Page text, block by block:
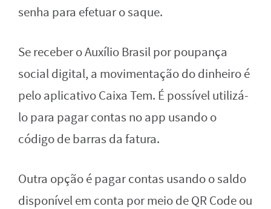
senha para efetuar o saque.
Se receber o Auxílio Brasil por poupança
social digital, a movimentação do dinheiro é
pelo aplicativo Caixa Tem. É possível utilizá-
lo para pagar contas no app usando o
código de barras da fatura.
Outra opção é pagar contas usando o saldo
disponível em conta por meio de QR Code ou